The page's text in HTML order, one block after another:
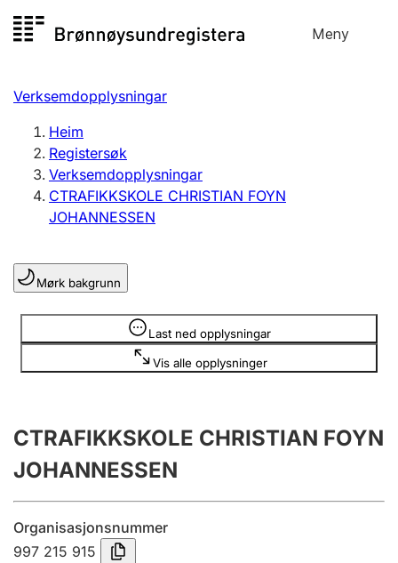
til
Meny
Registersøk
Aksjeselskap
Enkeltpersonføretak
Registrere, endre, slette
Lag og foreining
Registrere, endre, slette
Fleire organisasjonsformer
Årsrekneskap
Innsending og forseinkingsgebyr
Tinglysing
Verksemdopplysningar
Heim
Registersøk
Verksemdopplysningar
CTRAFIKKSKOLE CHRISTIAN FOYN
JOHANNESSEN
Mørk bakgrunn
Last ned opplysningar
Vis alle opplysninger
Opplysninger er skjult
CTRAFIKKSKOLE CHRISTIAN FOYN
JOHANNESSEN
Organisasjonsnummer
997 215 915